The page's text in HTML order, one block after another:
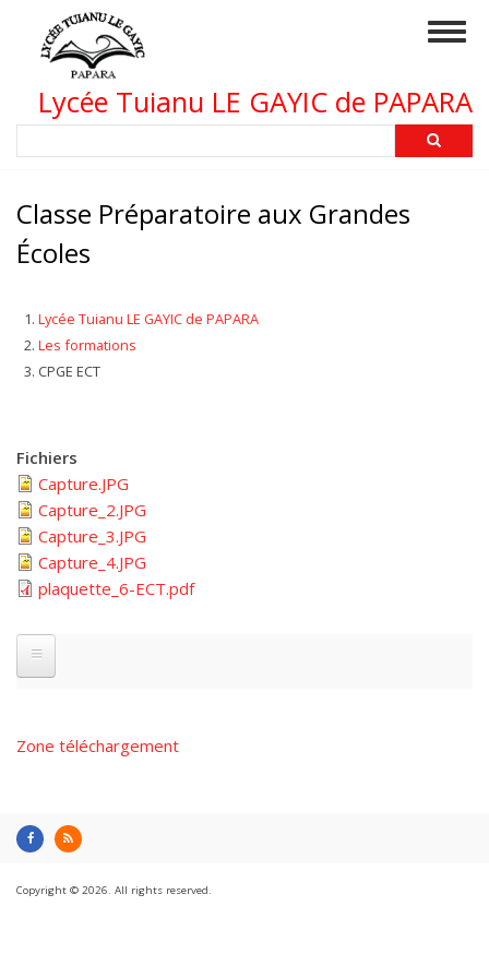
contenu
principalLycée Tuianu LE GAYIC de PAPARA
Classe Préparatoire aux Grandes
Écoles
Lycée Tuianu LE GAYIC de PAPARA
Les formations
CPGE ECT
Fichiers
Capture.JPG
Capture_2.JPG
Capture_3.JPG
Capture_4.JPG
plaquette_6-ECT.pdf
Zone téléchargement
Copyright © 2026. All rights reserved.